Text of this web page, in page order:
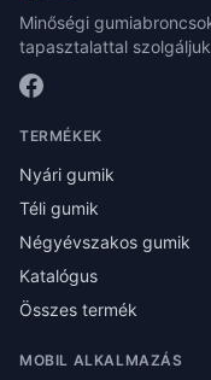
Minőségi
tapasztalattal
TERMÉKEK
Nyári gumik
Téli gumik
Négyévszakos gumik
Katalógus
Összes termék
MOBIL ALKALMAZÁS